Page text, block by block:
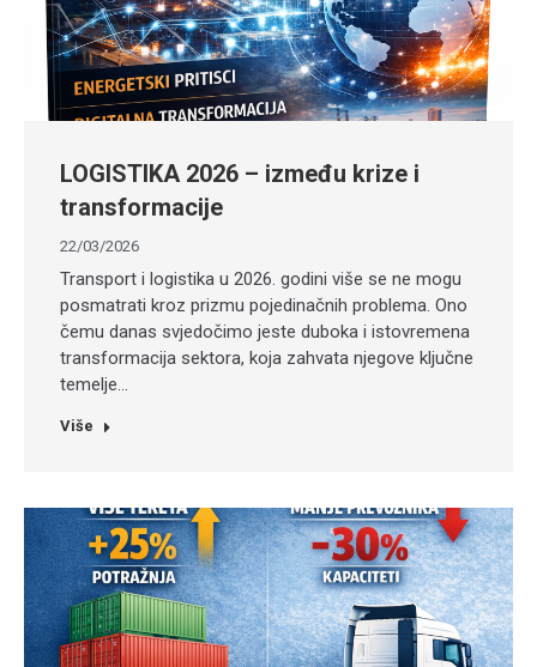
LOGISTIKA 2026 – između krize i
transformacije
22/03/2026
Transport i logistika u 2026. godini više se ne mogu
posmatrati kroz prizmu pojedinačnih problema. Ono
čemu danas svjedočimo jeste duboka i istovremena
transformacija sektora, koja zahvata njegove ključne
temelje…
Više